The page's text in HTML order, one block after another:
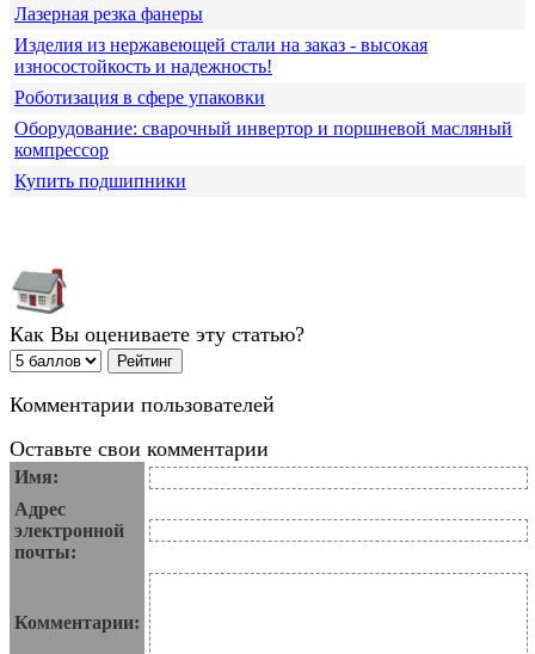
Лазерная резка фанеры
Изделия из нержавеющей стали на заказ - высокая
износостойкость и надежность!
Роботизация в сфере упаковки
Оборудование: сварочный инвертор и поршневой масляный
компрессор
Купить подшипники
Как Вы оцениваете эту статью?
Комментарии пользователей
Оставьте свои комментарии
Имя:
Адрес
электронной
почты:
Комментарии: